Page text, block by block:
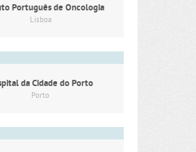
Português de Oncologia
Lisboa
da Cidade do Porto
Porto